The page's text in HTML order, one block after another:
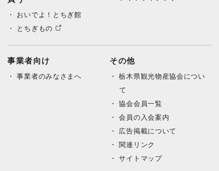
おいでよ！とちぎ館
とちぎもの
事業者向け
事業者のみなさまへ
その他
栃木県観光物産協会につい
て
協会会員一覧
会員の入会案内
広告掲載について
関連リンク
サイトマップ